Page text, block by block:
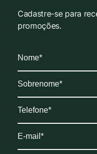
Cadastre-se para
promoções.